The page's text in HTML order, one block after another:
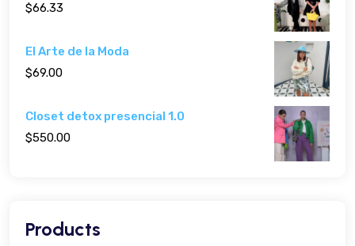
$66.33
El Arte de la Moda
$69.00
Closet detox presencial 1.0
$550.00
Products